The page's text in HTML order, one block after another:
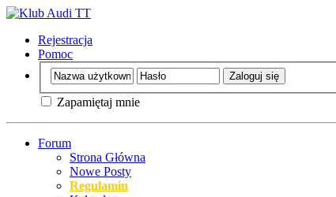
Rejestracja
Pomoc
Zapamiętaj mnie
Forum
Strona Główna
Nowe Posty
Regulamin